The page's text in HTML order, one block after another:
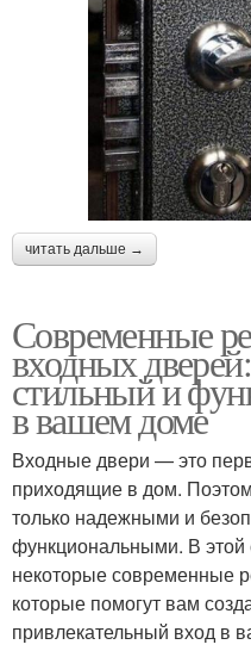
читать дальше →
Современные
входных
стильный и
в вашем доме
Входные двери — это
приходящие в дом.
только надежными и
функциональными. В этой
некоторые современные
которые помогут вам
привлекательный вход в